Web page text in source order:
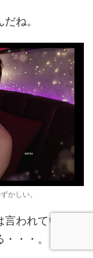
ね。
かしい。
われていたけ
・・。